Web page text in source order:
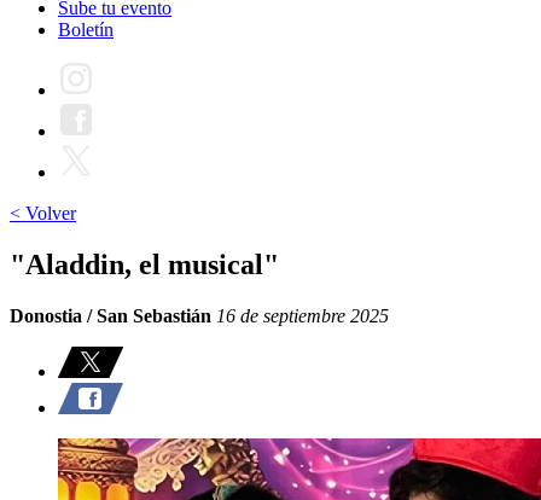
Sube tu evento
Boletín
< Volver
"Aladdin, el musical"
Donostia / San Sebastián 16 de septiembre 2025